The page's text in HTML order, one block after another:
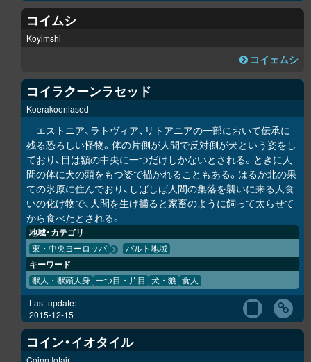
コイムシ
Koyimshi
コイェムシ
コイラクーンラセッド
Koerakoonlased
エストニア、ラトヴィア、リトアニアの一部において伝承に
残る恐ろしい怪物。体の片側が人間で反対側が犬という姿をし
ており、目は額の中央に一つだけしかないとされる。ときに人
間の体に犬の頭をもつ姿で描かれることもある。はるか北の果
ての氷原に住んでおり、しばしば人間の集落を襲いに来る人食
いの化け物で、人間を生け捕ると家畜のように飼って太らせて
から食べたとされる。
地域・カテゴリ
東・中央ヨーロッパ バルト地域
キーワード
獣人・獣頭人身 一つ目・片目 犬・狼 食人
Last-update:
2015-12-15
コイン・イオタイル
Coinn Iotair